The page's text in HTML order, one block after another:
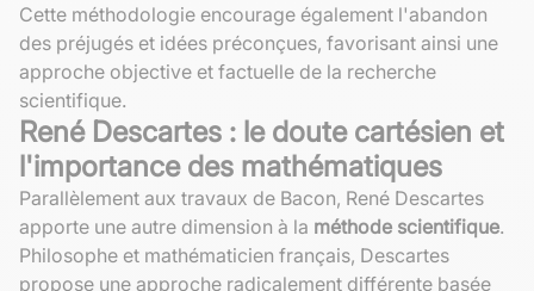
Cette méthodologie encourage également l'abandon
des préjugés et idées préconçues, favorisant ainsi une
approche objective et factuelle de la recherche
scientifique.
René Descartes : le doute cartésien et
l'importance des mathématiques
Parallèlement aux travaux de Bacon, René Descartes
apporte une autre dimension à la méthode scientifique.
Philosophe et mathématicien français, Descartes
propose une approche radicalement différente basée